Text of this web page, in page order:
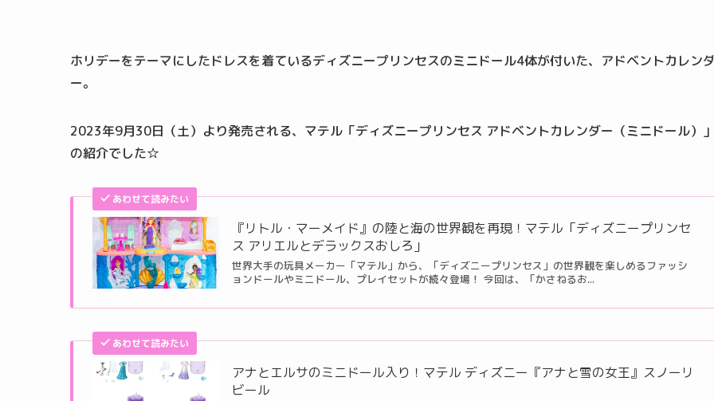
ホリデーをテーマにしたドレスを着ているディズニープリンセスのミニドール4体が付いた、アドベントカレン
ー。
2023年9月30日（土）より発売される、マテル「ディズニープリンセス アドベントカレンダー（ミニドール）
の紹介でした☆
あわせて読みたい
『リトル・マーメイド』の陸と海の世界観を再現！マテル「ディズニープリンセ
ス アリエルとデラックスおしろ」
世界大手の玩具メーカー「マテル」から、「ディズニープリンセス」の世界観を楽しめるファッシ
ョンドールやミニドール、プレイセットが続々登場！ 今回は、「かさねるお...
あわせて読みたい
アナとエルサのミニドール入り！マテル ディズニー『アナと雪の女王』スノーリ
ビール